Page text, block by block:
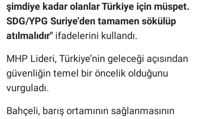
şimdiye kadar olanlar Türkiye için müspet.
SDG/YPG Suriye’den tamamen sökülüp
atılmalıdır"ifadelerini kullandı.
MHP Lideri, Türkiye’nin geleceği açısından
güvenliğin temel bir öncelik olduğunu
vurguladı.
Bahçeli, barış ortamının sağlanmasının